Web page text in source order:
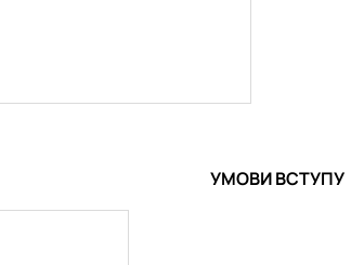
УМОВИ ВСТУПУ